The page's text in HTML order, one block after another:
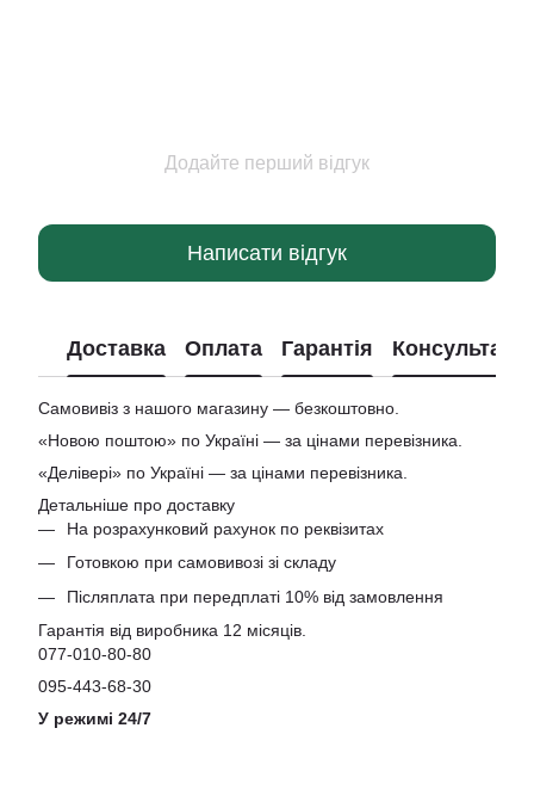
Додайте перший відгук
Написати відгук
Доставка Оплата Гарантія Консультація
Самовивіз з нашого магазину — безкоштовно.
«Новою поштою» по Україні — за цінами перевізника.
«Делівері» по Україні — за цінами перевізника.
Детальніше про доставку
На розрахунковий рахунок по реквізитах
Готовкою при самовивозі зі складу
Післяплата при передплаті 10% від замовлення
Гарантія від виробника 12 місяців.
077-010-80-80
095-443-68-30
У режимі 24/7